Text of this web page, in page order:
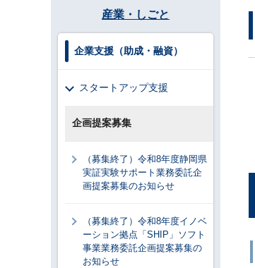
産業・しごと
企業支援（助成・融資）
スタートアップ支援
企画提案募集
（募集終了）令和8年度静岡県
実証実験サポート業務委託企
画提案募集のお知らせ
（募集終了）令和8年度イノベ
ーション拠点「SHIP」ソフト
事業業務委託企画提案募集の
お知らせ